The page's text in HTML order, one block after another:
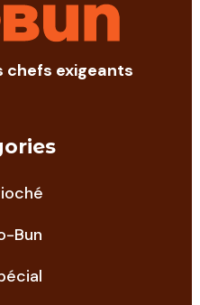
chefs exigeants
Bun